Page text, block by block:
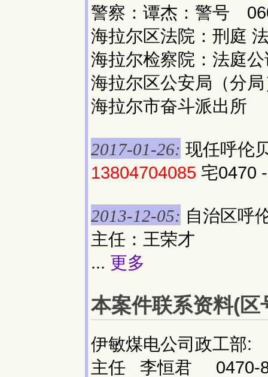
警察：谭杰：警号
海拉尔区法院：刑庭
海拉尔检察院：法庭
海拉尔区公安局（分
海拉尔市奋斗派出所
2017-01-26: 现任呼伦
13804704085 宅0470 -
2013-12-05: 自治区呼
主任：王荣才
... 更多
本案件联系资料(区
伊敏煤电公司政工部:
主任 李恒君 0470-